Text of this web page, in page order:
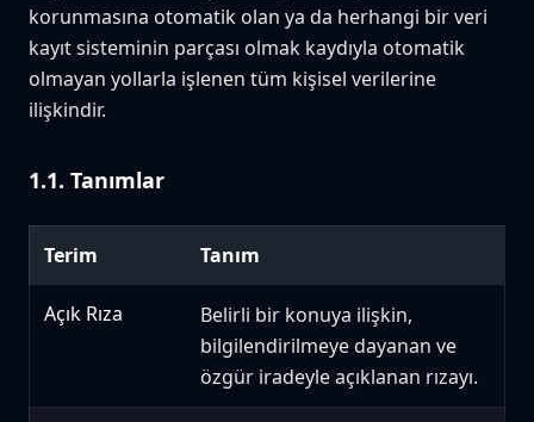
korunmasına otomatik olan ya da herhangi bir veri
kayıt sisteminin parçası olmak kaydıyla otomatik
olmayan yollarla işlenen tüm kişisel verilerine
ilişkindir.
1.1. Tanımlar
Terim Tanım
Açık Rıza
Belirli bir konuya ilişkin,
bilgilendirilmeye dayanan ve
özgür iradeyle açıklanan rızayı.